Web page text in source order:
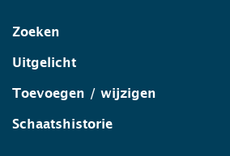
Zoeken
Uitgelicht
Toevoegen / wijzigen
Schaatshistorie